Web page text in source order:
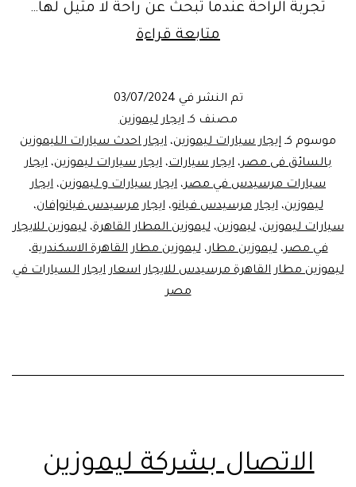
تجربة الراحة عندما تبحث عن راحة لا مثيل لها…
متابعة قراءةمطار
ايجار
ليموزين
المطار
تم النشر في 03/07/2024
مصنف كـايجار ليموزين
موسوم كـ إيجار سيارات ليموزين، ايجار احدث سيارات الليموزين
بالسائق فى مصر، ايجار سيارات، ايجار سيارات ليموزين، ايجار
سيارات مرسيدس في مصر، ايجار سيارات و ليموزين، ايجار
ليموزين،ايجار مرسيدس فيانو،ايجار مرسيدس فيانو|فان،
سيارات ليموزين،ليموزين،ليموزين المطار القاهرة،ليموزين للايجار
في مصر،ليموزين مطار،ليموزين مطار القاهرة الاسكندرية،
ليموزين مطار القاهرة مرسيدس للايجار اسعار ايجار السيارات في
مصر
الاتصال بشركة ليموزين